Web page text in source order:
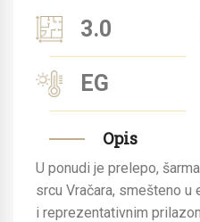
3.0
EG
Opis
U ponudi je prelepo,
srcu Vračara, smešteno
i reprezentativnim